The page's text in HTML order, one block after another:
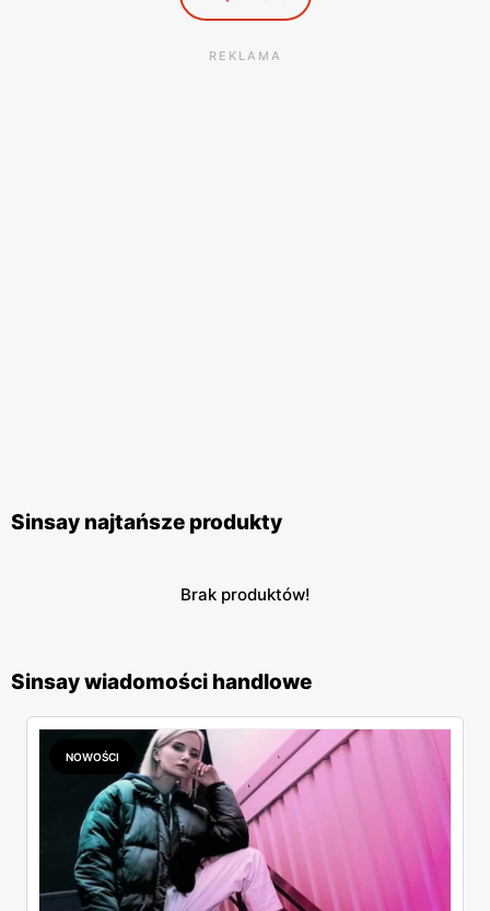
dostosowanymi do ich indywidualnych potrzeb i gustów.
REKLAMA
Sinsay najtańsze produkty
Brak produktów!
Sinsay wiadomości handlowe
NOWOŚCI